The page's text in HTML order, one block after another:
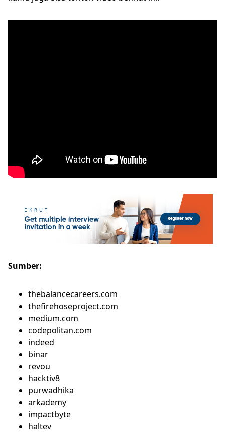
Sumber:
thebalancecareers.com
thefirehoseproject.com
medium.com
codepolitan.com
indeed
binar
revou
hacktiv8
purwadhika
arkademy
impactbyte
haltev